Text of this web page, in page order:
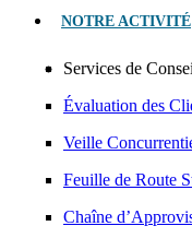
NOTRE ACTIVITÉ
Services de
Évaluation des
Veille
Feuille de Route
Chaîne